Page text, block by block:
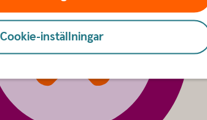
Cookie-inställningar